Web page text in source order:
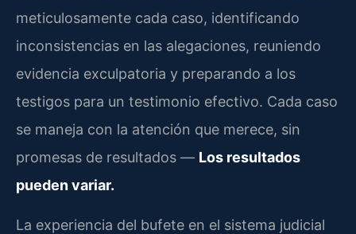
meticulosamente cada caso, identificando
inconsistencias en las alegaciones, reuniendo
evidencia exculpatoria y preparando a los
testigos para un testimonio efectivo. Cada caso
se maneja con la atención que merece, sin
promesas de resultados — Los resultados
pueden variar.
La experiencia del bufete en el sistema judicial